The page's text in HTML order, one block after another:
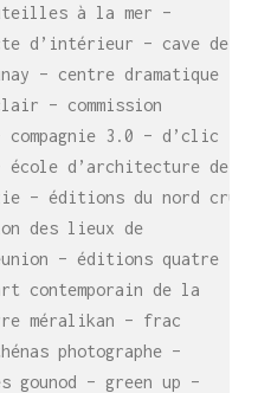
à la mer –
d’intérieur – cave de
– centre dramatique
– commission
3.0 – d’clic –
école d’architecture de
– éditions du nord cru
des lieux de
– éditions quatre
contemporain de la
méralikan – frac
photographe –
gounod – green up –